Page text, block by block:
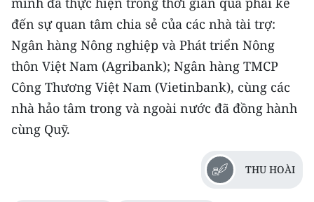
Trung du và miền núi phía Bắc
Đồng bằng sông Hồng
Bắc Trung Bộ
Duyên hải Nam Trung Bộ và Tây
Nguyên
đến sự quan tâm chia sẻ của các nhà tài trợ:
Ngân hàng Nông nghiệp và Phát triển Nông
thôn Việt Nam (Agribank); Ngân hàng TMCP
Công Thương Việt Nam (Vietinbank), cùng các
nhà hảo tâm trong và ngoài nước đã đồng hành
cùng Quỹ.
THU HOÀI